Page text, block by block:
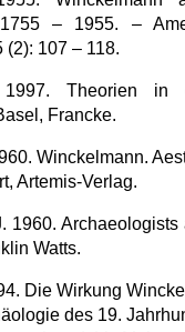
1755 – 1955. –
107 – 118.
Theorien in
Francke.
Winckelmann.
Artemis-Verlag.
1960.
Watts.
Die Wirkung
des 19.